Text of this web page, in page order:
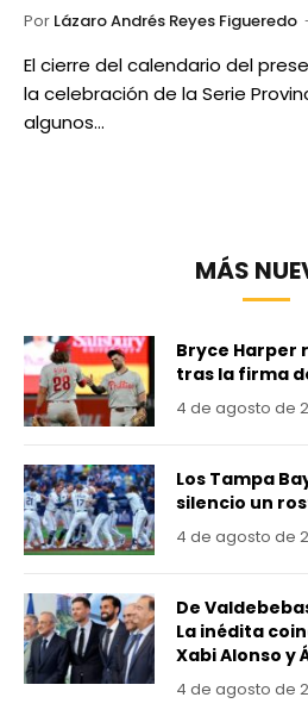
Por Lázaro Andrés Reyes Figueredo
El cierre del calendario del
la celebración de la Serie
algunos…
MÁS
Bryce Harper
tras la firma
4 de agosto de
Los Tampa
silencio un
4 de agosto de
De
La inédita
Xabi Alonso y
4 de agosto de